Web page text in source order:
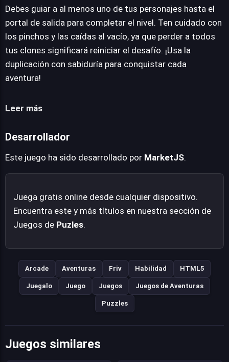
Debes guiar a al menos uno de tus personajes hasta el
portal de salida para completar el nivel. Ten cuidado con
los pinchos y las caídas al vacío, ya que perder a todos
tus clones significará reiniciar el desafío. ¡Usa la
duplicación con sabiduría para conquistar cada
aventura!
Leer más
Desarrollador
Este juego ha sido desarrollado por MarketJS.
Juega gratis online desde cualquier dispositivo.
Encuentra este y más títulos en nuestra sección de
Juegos de Puzles.
Arcade Aventuras Friv Habilidad HTML5
Juegalo Juego Juegos Juegos de Aventuras
Puzzles
Juegos similares